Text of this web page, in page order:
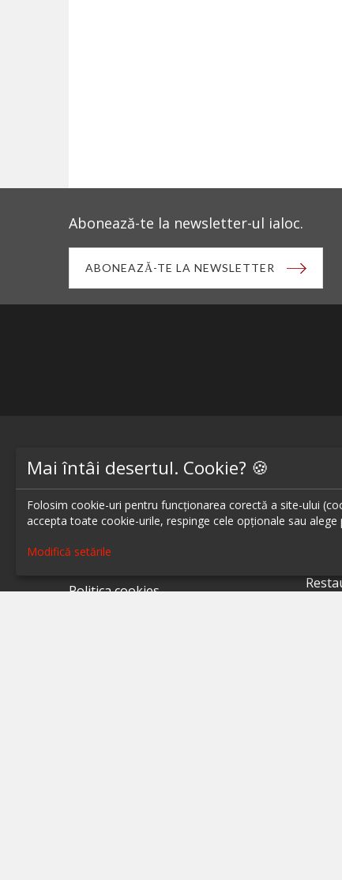
Abonează-te la newsletter-ul ialoc.
ABONEAZĂ-TE LA NEWSLETTER
Scrie-ne pe chat
Politica cookies
Mai întâi desertul. Cookie? 🍪
Folosim cookie-uri pentru funcționarea corectă a site-ului
accepta toate cookie-urile, respinge cele opționale sau alege
Modifică setările